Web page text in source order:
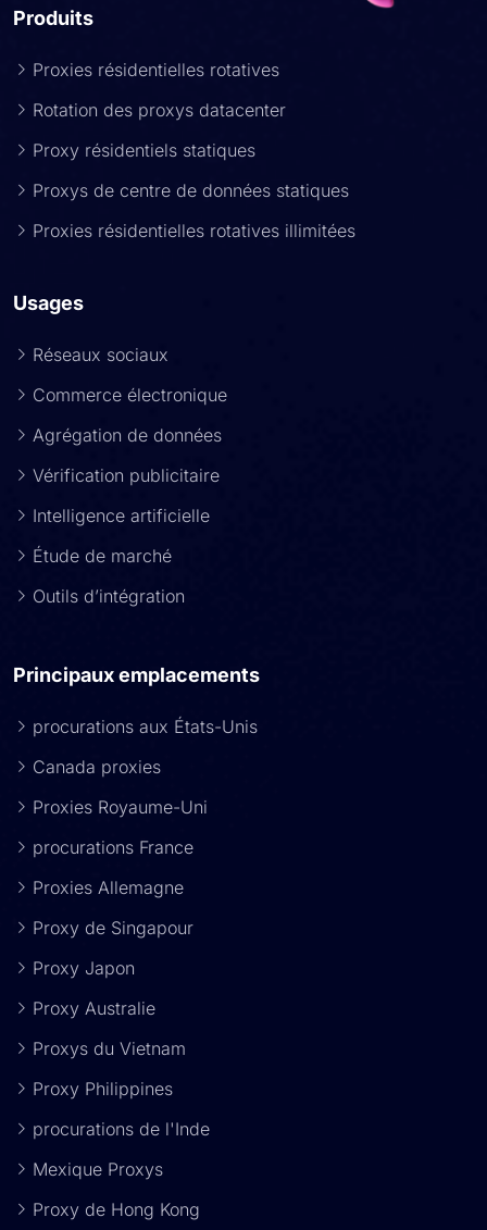
Produits
Proxies résidentielles rotatives
Rotation des proxys datacenter
Proxy résidentiels statiques
Proxys de centre de données statiques
Proxies résidentielles rotatives illimitées
Usages
Réseaux sociaux
Commerce électronique
Agrégation de données
Vérification publicitaire
Intelligence artificielle
Étude de marché
Outils d’intégration
Principaux emplacements
procurations aux États-Unis
Canada proxies
Proxies Royaume-Uni
procurations France
Proxies Allemagne
Proxy de Singapour
Proxy Japon
Proxy Australie
Proxys du Vietnam
Proxy Philippines
procurations de l'Inde
Mexique Proxys
Proxy de Hong Kong